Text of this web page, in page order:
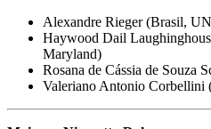
Alexandre Rieger (Brasil,
Haywood Dail
Maryland)
Rosana de Cássia de Souza
Valeriano Antonio